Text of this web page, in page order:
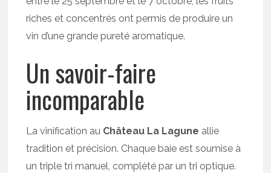
riches et concentrés ont permis de produire un
vin d’une grande pureté aromatique.
Un savoir-faire
incomparable
La vinification au Château La Lagune allie
tradition et précision. Chaque baie est soumise à
un triple tri manuel, complété par un tri optique.